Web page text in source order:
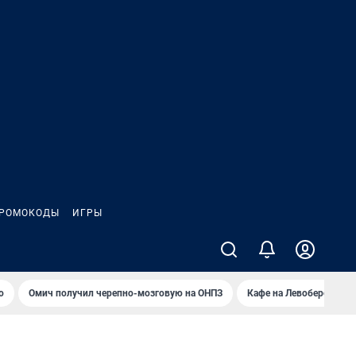
ИГРЫ
Омич получил черепно-мозговую на ОНПЗ Кафе на Левобережье